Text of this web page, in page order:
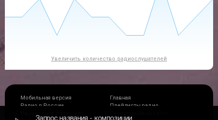
Увеличить количество радиослушателей
Мобильная версия
Главная
Радио в России
Плейлисты радио
Запрос названия композиции